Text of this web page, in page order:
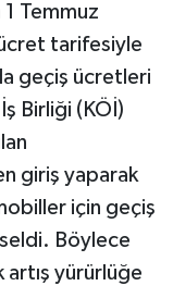
Temmuz
ücret tarifesiyle
geçiş ücretleri
Birliği (KÖİ)
giriş yaparak
için geçiş
Böylece
artış yürürlüğe